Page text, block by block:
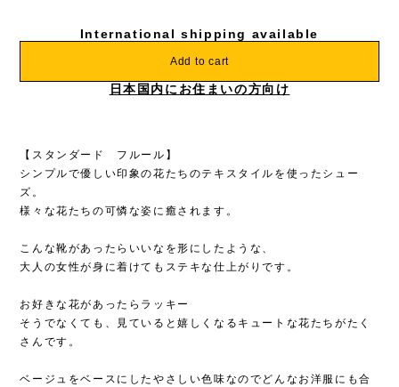
International shipping available
Add to cart
日本国内にお住まいの方向け
【スタンダード フルール】
シンプルで優しい印象の花たちのテキスタイルを使ったシュー
ズ。
様々な花たちの可憐な姿に癒されます。
こんな靴があったらいいなを形にしたような、
大人の女性が身に着けてもステキな仕上がりです。
お好きな花があったらラッキー
そうでなくても、見ていると嬉しくなるキュートな花たちがたく
さんです。
ベージュをベースにしたやさしい色味なのでどんなお洋服にも合